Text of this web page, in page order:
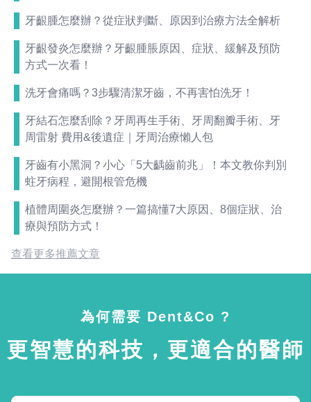
牙齦腫怎麼辦？從症狀判斷、原因到治療方法全解析
牙齦發炎怎麼辦？牙齦腫脹原因、症狀、緩解及預防
方式一次看！
洗牙會痛嗎？3步驟清潔牙齒，不再害怕洗牙！
牙結石怎麼刮除？牙周再生手術、牙周翻瓣手術、牙
周雷射 費用&後遺症｜牙周治療懶人包
牙齒有小黑洞？小心「5大齲齒前兆」！本文教你判別
蛀牙病程，避開根管危機
植體周圍炎怎麼辦？一篇搞懂7大原因、8個症狀、治
療與預防方式！
查看更多推薦文章
為何需要 Dent&Co ?
更智慧的科技，更適合的醫師